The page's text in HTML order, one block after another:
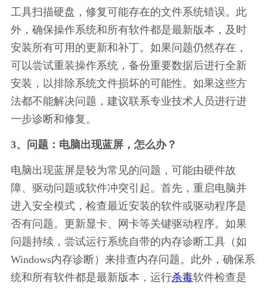
工具扫描硬盘，修复可能存在的文件系统错误。此
外，确保操作系统和所有软件都是最新版本，及时
安装所有可用的更新和补丁。如果问题仍然存在，
可以尝试重装操作系统，备份重要数据后进行全新
安装，以排除系统文件损坏的可能性。如果这些方
法都不能解决问题，建议联系专业技术人员进行进
一步诊断和修复。
3、问题：电脑出现蓝屏，怎么办？
电脑出现蓝屏是较为常见的问题，可能由硬件故
障、驱动问题或软件冲突引起。首先，重启电脑并
进入安全模式，检查最近安装的软件或驱动程序是
否有问题。更新显卡、网卡等关键驱动程序。如果
问题持续，尝试运行系统自带的内存诊断工具（如
Windows内存诊断）来排查内存问题。此外，确保系
统和所有软件都是最新版本，运行杀毒软件检查是